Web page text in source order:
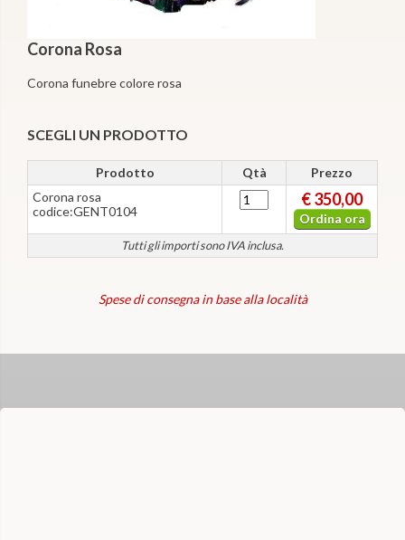
Corona Rosa
Corona funebre colore rosa
SCEGLI UN PRODOTTO
Prodotto Qtà Prezzo
Tutti gli importi sono IVA inclusa.
Corona rosa
codice:GENT0104
€ 350,00
Ordina ora
Spese di consegna in base alla località